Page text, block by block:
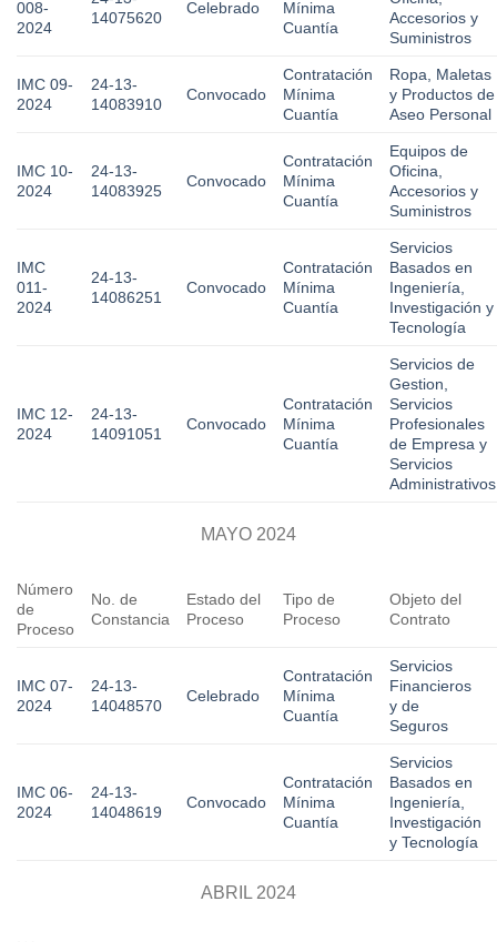
008-
2024
14075620
Celebrado
Mínima
Cuantía
Accesorios y
Suministros
IMC 09-
2024
24-13-
14083910
Convocado
Contratación
Mínima
Cuantía
Ropa, Maletas
y Productos de
Aseo Personal
IMC 10-
2024
24-13-
14083925
Convocado
Contratación
Mínima
Cuantía
Equipos de
Oficina,
Accesorios y
Suministros
IMC
011-
2024
24-13-
14086251
Convocado
Contratación
Mínima
Cuantía
Servicios
Basados en
Ingeniería,
Investigación y
Tecnología
IMC 12-
2024
24-13-
14091051
Convocado
Contratación
Mínima
Cuantía
Servicios de
Gestion,
Servicios
Profesionales
de Empresa y
Servicios
Administrativos
MAYO 2024
Número
de
Proceso
No. de
Constancia
Estado del
Proceso
Tipo de
Proceso
Objeto del
Contrato
IMC 07-
2024
24-13-
14048570
Celebrado
Contratación
Mínima
Cuantía
Servicios
Financieros
y de
Seguros
IMC 06-
2024
24-13-
14048619
Convocado
Contratación
Mínima
Cuantía
Servicios
Basados en
Ingeniería,
Investigación
y Tecnología
ABRIL 2024